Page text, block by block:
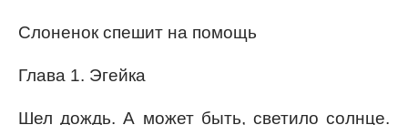
Слоненок спешит на помощь
Глава 1. Эгейка
Шел дождь. А может быть, светило солнце.